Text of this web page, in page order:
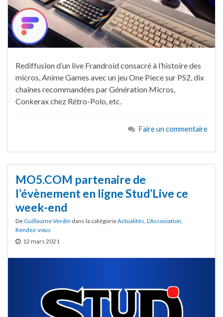
Rediffusion d’un live Frandroid consacré à l’histoire des
micros, Anime Games avec un jeu One Piece sur PS2, dix
chaînes recommandées par Génération Micros,
Conkerax chez Rétro-Polo, etc.
Faire un commentaire
MO5.COM partenaire de
l’évènement en ligne Stud’Live ce
week-end
DeGuillaume Verdin dans la catégorieActualités L'Association
Rendez-vous
12 mars 2021